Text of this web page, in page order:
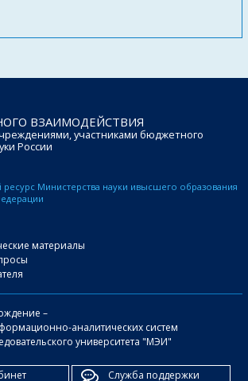
ВЗАИМОДЕЙСТВИЯ
участниками бюджетного
России
Министерства науки ивысшего образования
материалы
–
аналитических систем
университета "МЭИ"
Служба поддержки